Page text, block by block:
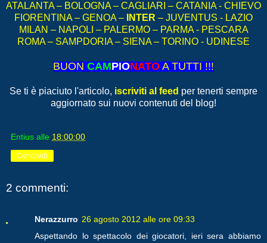
ATALANTA – BOLOGNA – CAGLIARI – CATANIA - CHIEVO
FIORENTINA – GENOA –
INTER – JUVENTUS - LAZIO
MILAN – NAPOLI – PALERMO – PARMA - PESCARA
ROMA – SAMPDORIA – SIENA – TORINO - UDINESE
BUON CAMPIONATO A TUTTI !!!
Se ti è piaciuto l'articolo, iscriviti al feed per tenerti sempre
aggiornato sui nuovi contenuti del blog!
Entius alle 18:00:00
Condividi
2 commenti:
Nerazzurro 26 agosto 2012 alle ore 09:33
Aspettando lo spettacolo dei giocatori, ieri sera abbiamo